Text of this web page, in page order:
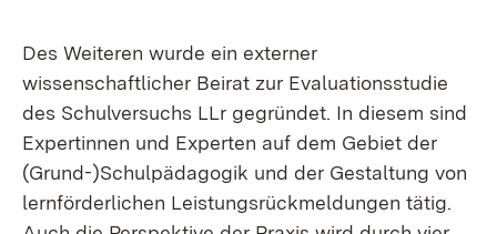
Des Weiteren wurde ein externer
wissenschaftlicher Beirat zur Evaluationsstudie
des Schulversuchs LLr gegründet. In diesem sind
Expertinnen und Experten auf dem Gebiet der
(Grund-)Schulpädagogik und der Gestaltung von
lernförderlichen Leistungsrückmeldungen tätig.